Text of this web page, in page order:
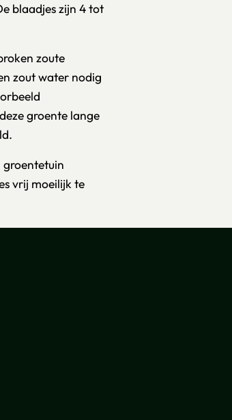
blaadjes zijn 4 tot
zoute
zout water nodig
groente lange
groentetuin
vrij moeilijk te
Pinterest